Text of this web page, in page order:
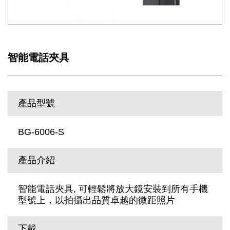
智能電話夾具
產品型號
BG-6006-S
產品介紹
智能電話夾具, 可輕鬆將放大鏡安裝到所有手機
型號上，以拍攝出品質卓越的微距照片